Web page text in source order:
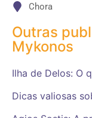
Chora
Outras
Mykonos
Ilha de Delos: O
Dicas valiosas